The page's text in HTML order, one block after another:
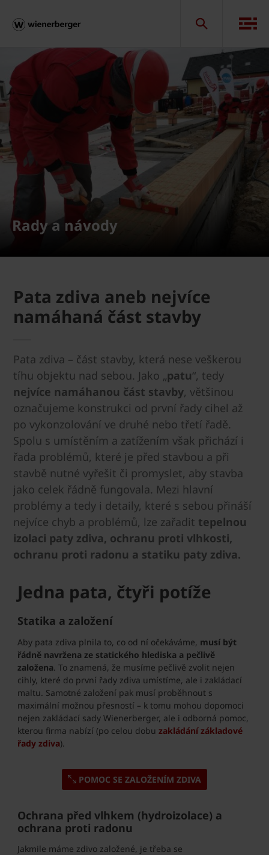
Rady a návody
Pata zdiva aneb nejvíce
namáhaná část stavby
Pata zdiva – část stavby, která nese veškerou
tíhu objektu nad sebou. Jako „patu“, tedy
nejvíce namáhanou část stavby, většinou
označujeme konstrukci od první řady cihel až
po vykonzolování ve druhé nebo třetí řadě.
Spolu s umístěním a zatížením však přichází i
řada problémů, které je před stavbou a při
stavbě nutné vyřešit či promyslet, aby stavba
jako celek řádně fungovala. Mezi hlavní
problémy a tedy i detaily, které s sebou přináší
nejvíce chyb a problémů, lze zařadit tepelnou
izolaci paty zdiva, ochranu proti vlhkosti,
ochranu proti radonu a statiku paty zdiva.
Jedna pata, čtyři potíže
Statika a založení
Aby pata zdiva plnila to, co od ní očekáváme, musí být
řádně navržena ze statického hlediska a pečlivě
založena. To znamená, že musíme pečlivě zvolit nejen
cihly, které do první řady zdiva umístíme, ale i zakládací
maltu. Samotné založení pak musí proběhnout s
maximální možnou přesností – k tomu mohou dopomoci
nejen zakládací sady Wienerberger, ale i odborná pomoc,
kterou firma nabízí (po celou dobu zakládání základové
řady zdiva).
POMOC SE ZALOŽENÍM ZDIVA
Ochrana před vlhkem (hydroizolace) a
ochrana proti radonu
Jakmile máme zdivo založené, je třeba se